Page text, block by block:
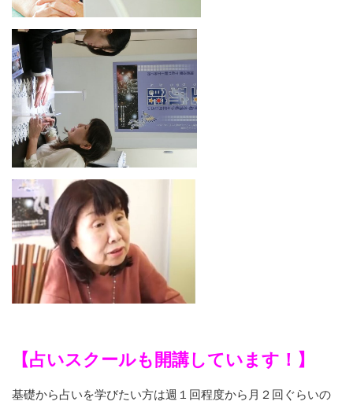
【占いスクールも開講しています！】
基礎から占いを学びたい方は週１回程度から月２回ぐらいの